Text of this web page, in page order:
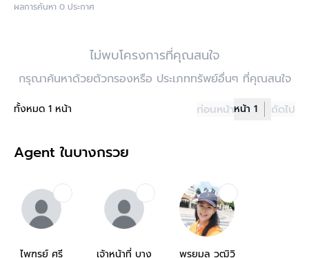
ผลการค้นหา 0 ประกาศ
ไม่พบโครงการที่คุณสนใจ
กรุณาค้นหาด้วยตัวกรองหรือ ประเภททรัพย์อื่นๆ ที่คุณสนใจ
ทั้งหมด 1 หน้า ก่อนหน้าหน้า 1 ถัดไป
Agent ในบางกรวย
ไพฑูรย์ ศรี
เจ้าหน้าที่ บาง
พรยมล วุฒิวิ